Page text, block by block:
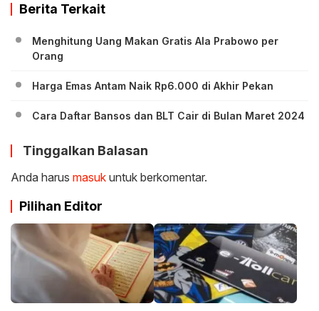
Berita Terkait
Menghitung Uang Makan Gratis Ala Prabowo per
Orang
Harga Emas Antam Naik Rp6.000 di Akhir Pekan
Cara Daftar Bansos dan BLT Cair di Bulan Maret 2024
Tinggalkan Balasan
Anda harus masuk untuk berkomentar.
Pilihan Editor